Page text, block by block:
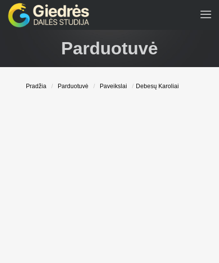
Parduotuvė
Pradžia / Parduotuvė / Paveikslai / Debesų Karoliai